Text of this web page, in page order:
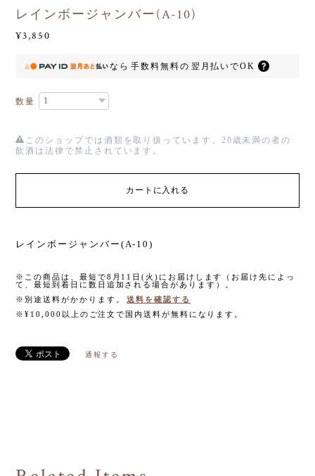
レインボージャンバー(A-10)
¥3,850
なら 手数料無料の 翌月払いでOK
数量
このショップでは酒類を取り扱っています。20歳未満の者の
飲酒は法律で禁止されています。
カートに入れる
レインボージャンバー(A-10)
※この商品は、最短で8月11日(火)にお届けします（お届け先によっ
て、最短到着日に数日追加される場合があります）。
※別途送料がかかります。
送料を確認する
※¥10,000以上のご注文で国内送料が無料になります。
通報する